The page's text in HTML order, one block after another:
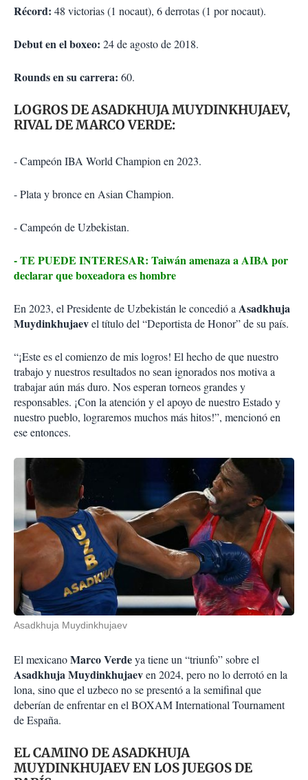
Récord: 48 victorias (1 nocaut), 6 derrotas (1 por nocaut).
Debut en el boxeo: 24 de agosto de 2018.
Rounds en su carrera: 60.
LOGROS DE ASADKHUJA MUYDINKHUJAEV,
RIVAL DE MARCO VERDE:
- Campeón IBA World Champion en 2023.
- Plata y bronce en Asian Champion.
- Campeón de Uzbekistan.
- TE PUEDE INTERESAR: Taiwán amenaza a AIBA por
declarar que boxeadora es hombre
En 2023, el Presidente de Uzbekistán le concedió aAsadkhuja
Muydinkhujaevel título del “Deportista de Honor” de su país.
“¡Este es el comienzo de mis logros! El hecho de que nuestro
trabajo y nuestros resultados no sean ignorados nos motiva a
trabajar aún más duro. Nos esperan torneos grandes y
responsables. ¡Con la atención y el apoyo de nuestro Estado y
nuestro pueblo, lograremos muchos más hitos!”, mencionó en
ese entonces.
Asadkhuja Muydinkhujaev
El mexicanoMarco Verdeya tiene un “triunfo” sobre el
Asadkhuja Muydinkhujaeven 2024, pero no lo derrotó en la
lona, sino que el uzbeco no se presentó a la semifinal que
deberían de enfrentar en el BOXAM International Tournament
de España.
EL CAMINO DE ASADKHUJA
MUYDINKHUJAEV EN LOS JUEGOS DE